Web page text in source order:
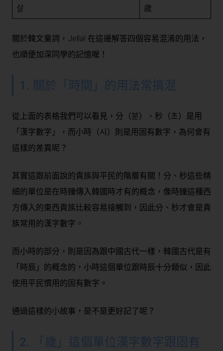
살 歲
關於韓文量詞，Jella! 在這邊解答四個容易混淆的用法，
也順便加深同學的記憶喔！
1. 關於「時間」的用法常搞混
從上面的表格我們可以看見，分（분）、秒（초）是用
「漢字數字」，而小時（시）則是用固有數字，為何會有
這樣的差異呢？
其實這跟前面說的貴族與平民的階層有關！分、秒這些精
細的單位是在時鐘傳入韓國時才有的概念，像時鐘這種西
方傳入的東西貴族比較容易接觸到，因此分、秒才會是貴
族常用的漢字數字。
而小時的部分，則是因為跟中國古代一樣，韓國古代是有
「時辰」的概念的，小時這個單位跟時辰十分類似，因此
使用平民慣用的固有數字。
通過這樣的小故事，是不是更好記了呢？
2. 「歲」這個單位漢字數字跟固有